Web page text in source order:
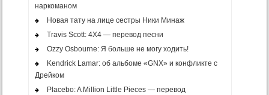
наркоманом
Новая тату на лице сестры Ники Минаж
Travis Scott: 4X4 — перевод песни
Ozzy Osbourne: Я больше не могу ходить!
Kendrick Lamar: об альбоме «GNX» и конфликте с
Дрейком
Placebo: A Million Little Pieces — перевод